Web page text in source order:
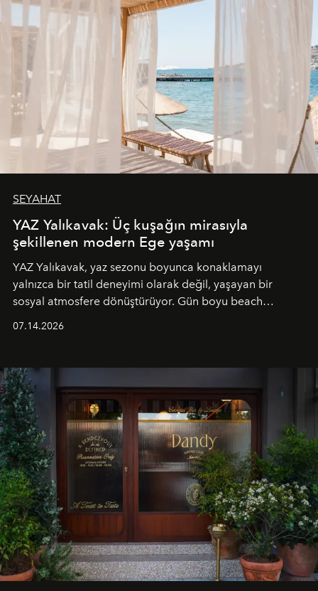
SEYAHAT
YAZ Yalıkavak: Üç kuşağın mirasıyla
şekillenen modern Ege yaşamı
YAZ Yalıkavak, yaz sezonu boyunca konaklamayı
yalnızca bir tatil deneyimi olarak değil, yaşayan bir
sosyal atmosfere dönüştürüyor. Gün boyu beach
tematik gastronomi geceleri misafirlerle buluşuyor.
Paylaşıma, lezzete ve müziğe odaklanan bu özel
akşamlar, YAZ’ın sade lüks anlayışını gün batımından
geceye taşıyarak her hafta farklı bir deneyim sunuyor.
07.14.2026